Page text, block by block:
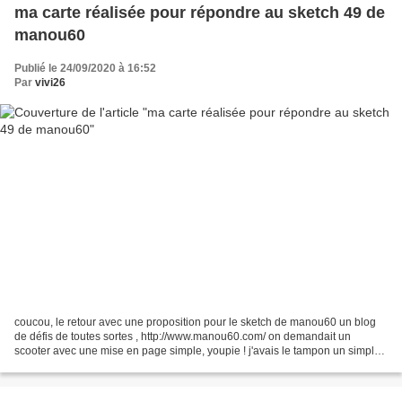
ma carte réalisée pour répondre au sketch 49 de
manou60
Publié le 24/09/2020 à 16:52
Par vivi26
coucou, le retour avec une proposition pour le sketch de manou60 un blog
de défis de toutes sortes , http://www.manou60.com/ on demandait un
scooter avec une mise en page simple, youpie ! j'avais le tampon un simple